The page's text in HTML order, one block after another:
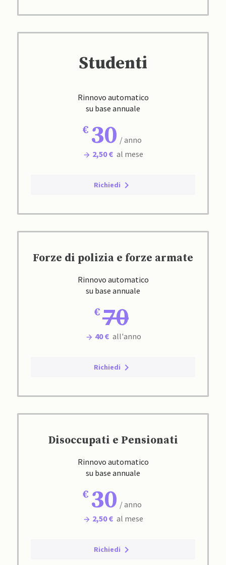
Studenti
Rinnovo automatico
su base annuale
30 / anno
2,50 € al mese
Richiedi
Forze di polizia e forze armate
Rinnovo automatico
su base annuale
70
40 € all'anno
Richiedi
Disoccupati e Pensionati
Rinnovo automatico
su base annuale
30 / anno
2,50 € al mese
Richiedi